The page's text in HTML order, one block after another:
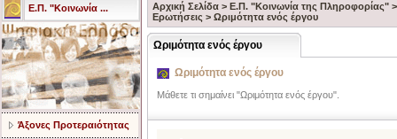
Ε.Π. "Κοινωνία ...
Άξονες Προτεραιότητας
Αρχική Σελίδα > Ε.Π. "Κοινωνία της Πληροφορίας"
Ερωτήσεις > Ωριμότητα ενός έργου
Ωριμότητα ενός έργου
Ωριμότητα ενός έργου
Μάθετε τι σημαίνει "Ωριμότητα ενός έργου".